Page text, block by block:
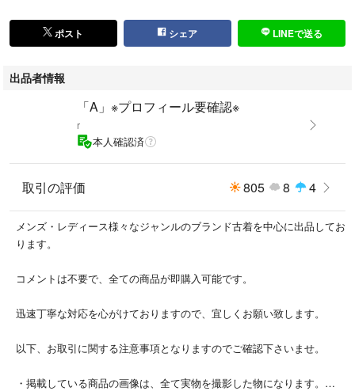
ポスト シェア LINEで送る
出品者情報
「A」※プロフィール要確認※
r
本人確認済
取引の評価 805 8 4
メンズ・レディース様々なジャンルのブランド古着を中心に出品してお
ります。
コメントは不要で、全ての商品が即購入可能です。
迅速丁寧な対応を心がけておりますので、宜しくお願い致します。
以下、お取引に関する注意事項となりますのでご確認下さいませ。
・掲載している商品の画像は、全て実物を撮影した物になります。